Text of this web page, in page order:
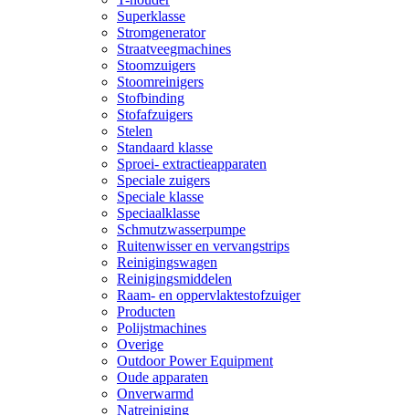
Superklasse
Stromgenerator
Straatveegmachines
Stoomzuigers
Stoomreinigers
Stofbinding
Stofafzuigers
Stelen
Standaard klasse
Sproei- extractieapparaten
Speciale zuigers
Speciale klasse
Speciaalklasse
Schmutzwasserpumpe
Ruitenwisser en vervangstrips
Reinigingswagen
Reinigingsmiddelen
Raam- en oppervlaktestofzuiger
Producten
Polijstmachines
Overige
Outdoor Power Equipment
Oude apparaten
Onverwarmd
Natreiniging